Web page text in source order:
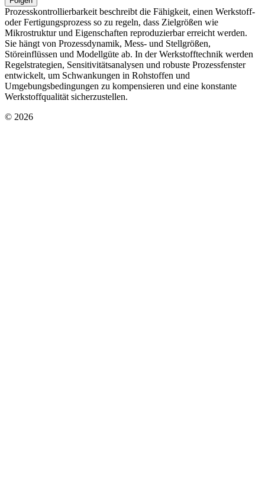
Prozesskontrollierbarkeit beschreibt die Fähigkeit, einen Werkstoff-
oder Fertigungsprozess so zu regeln, dass Zielgrößen wie
Mikrostruktur und Eigenschaften reproduzierbar erreicht werden.
Sie hängt von Prozessdynamik, Mess- und Stellgrößen,
Störeinflüssen und Modellgüte ab. In der Werkstofftechnik werden
Regelstrategien, Sensitivitätsanalysen und robuste Prozessfenster
entwickelt, um Schwankungen in Rohstoffen und
Umgebungsbedingungen zu kompensieren und eine konstante
Werkstoffqualität sicherzustellen.
© 2026